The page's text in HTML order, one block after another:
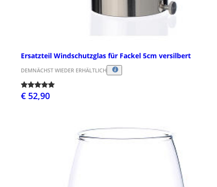
Ersatzteil Windschutzglas für Fackel 5cm versilbert
DEMNÄCHST WIEDER ERHÄLTLICH
€ 52,90